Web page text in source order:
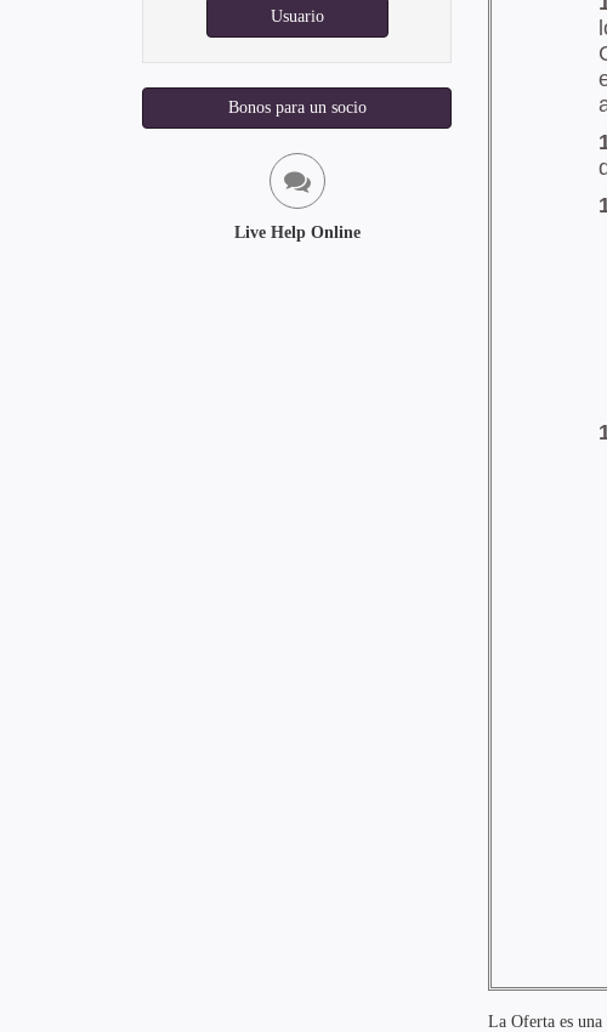
Usuario
Bonos para un socio
Live Help Online
La Oferta es